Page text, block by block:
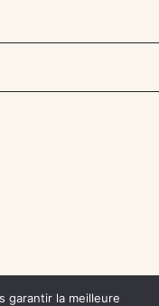
garantir la meilleure